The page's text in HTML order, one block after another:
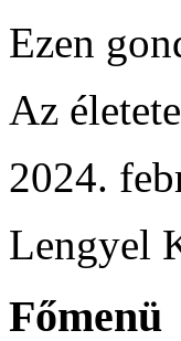
Ezen
Az
2024.
Lengyel
Főmenü